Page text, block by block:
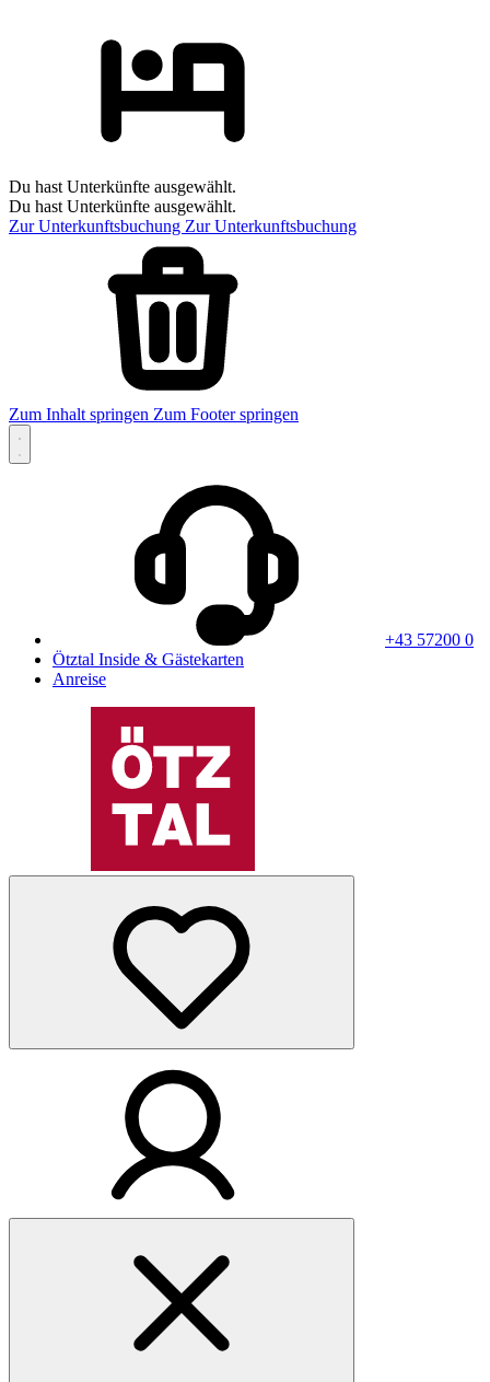
Du hast Unterkünfte ausgewählt.
Du hast Unterkünfte ausgewählt.
Zur Unterkunftsbuchung Zur Unterkunftsbuchung
Zum Inhalt springen Zum Footer springen
+43 57200 0
Ötztal Inside & Gästekarten
Anreise